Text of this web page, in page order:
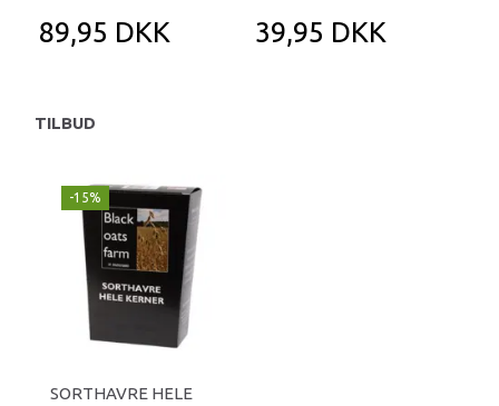
89,95 DKK 39,95 DKK
TILBUD
-15%
SORTHAVRE HELE